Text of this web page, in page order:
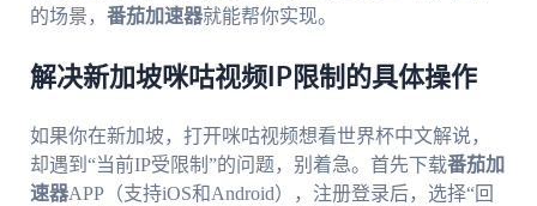
的场景， 番茄加速器就能帮你实现。
解决新加坡咪咕视频IP限制的具体操作
如果你在新加坡，打开咪咕视频想看世界杯中文解说，
却遇到“当前IP受限制”的问题，别着急。首先下载番茄加
速器APP（支持iOS和Android），注册登录后，选择“回